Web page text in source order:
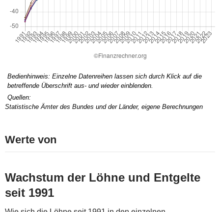
Bedienhinweis: Einzelne Datenreihen lassen sich durch Klick auf die
betreffende Überschrift aus- und wieder einblenden.
Quellen:
Statistische Ämter des Bundes und der Länder, eigene Berechnungen
Werte von
Wachstum der Löhne und Entgelte
seit 1991